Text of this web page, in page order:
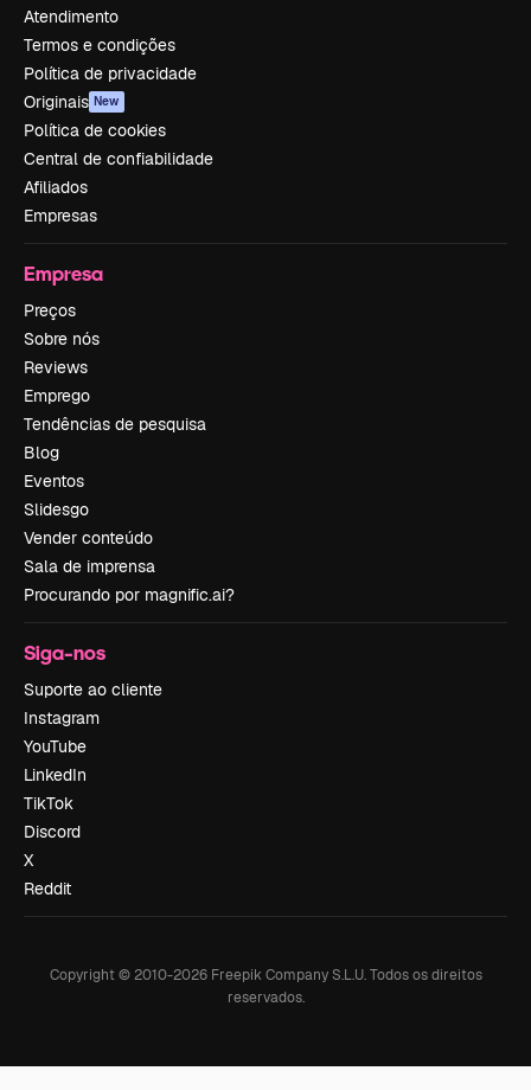
Atendimento
Termos e condições
Política de privacidade
Originais New
Política de cookies
Central de confiabilidade
Afiliados
Empresas
Empresa
Preços
Sobre nós
Reviews
Emprego
Tendências de pesquisa
Blog
Eventos
Slidesgo
Vender conteúdo
Sala de imprensa
Procurando por magnific.ai?
Siga-nos
Suporte ao cliente
Instagram
YouTube
LinkedIn
TikTok
Discord
X
Reddit
Copyright © 2010-2026Freepik Company S.L.U. Todos os direitos
reservados.